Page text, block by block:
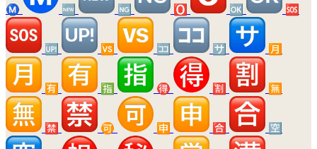
Ⓜ️ 🆕 🆖 🅾️ 🆗 🆘
🆙 🆚 🈁 🈂️ 🈷️
🈶 🈯 🉐 🈹 🈚
🈲 🉑 🈸 🈴 🈳